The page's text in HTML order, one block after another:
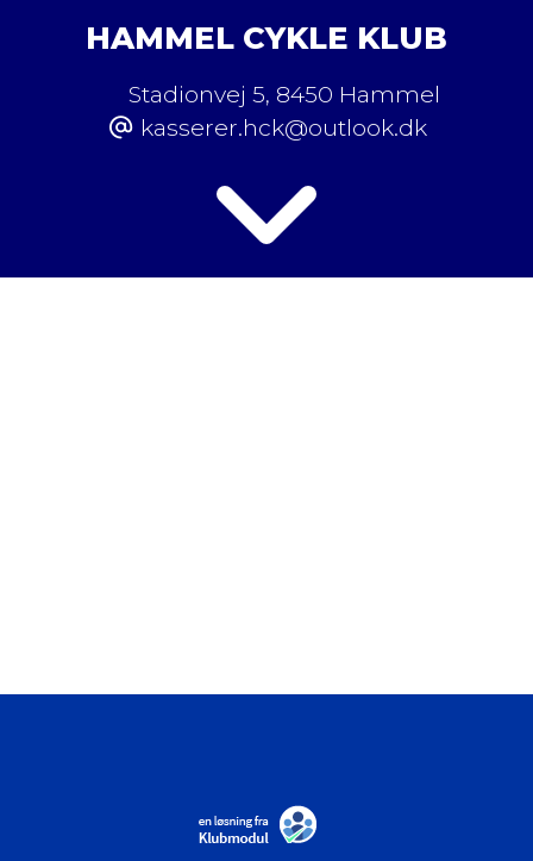
HAMMEL CYKLE KLUB
Stadionvej 5, 8450 Hammel
kasserer.hck@outlook.dk